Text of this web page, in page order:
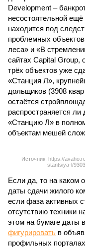
Development –
несостоятельной
находится под
проблемных
леса» и «В
сайтах Capital Group,
трёх объектов уже
«Станция Л»,
дольщиков (3908
остаётся
распространяется ли
«Станцию Л» в
объектам мешей
Источник: https://
stantsiya-l/
Если да, то на каком
даты сдачи жилого
если фаза активных
отсутствию техники
этом на бумаге даты
фигурировать в
профильных